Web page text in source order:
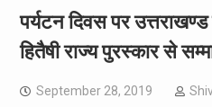
पर्यटन दिवस पर उत्तराखण्ड
हितैषी राज्य पुरस्कार से
September 28, 2019